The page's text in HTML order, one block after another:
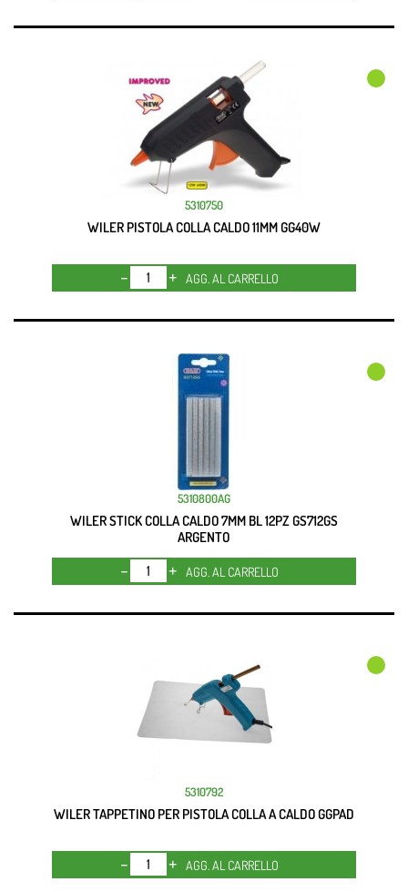
5310750
WILER PISTOLA COLLA CALDO 11MM GG40W
Quantità
AGG. AL CARRELLO
5310800AG
WILER STICK COLLA CALDO 7MM BL 12PZ GS712GS
ARGENTO
Quantità
AGG. AL CARRELLO
5310792
WILER TAPPETINO PER PISTOLA COLLA A CALDO GGPAD
Quantità
AGG. AL CARRELLO